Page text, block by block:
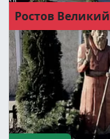
Ростов Великий